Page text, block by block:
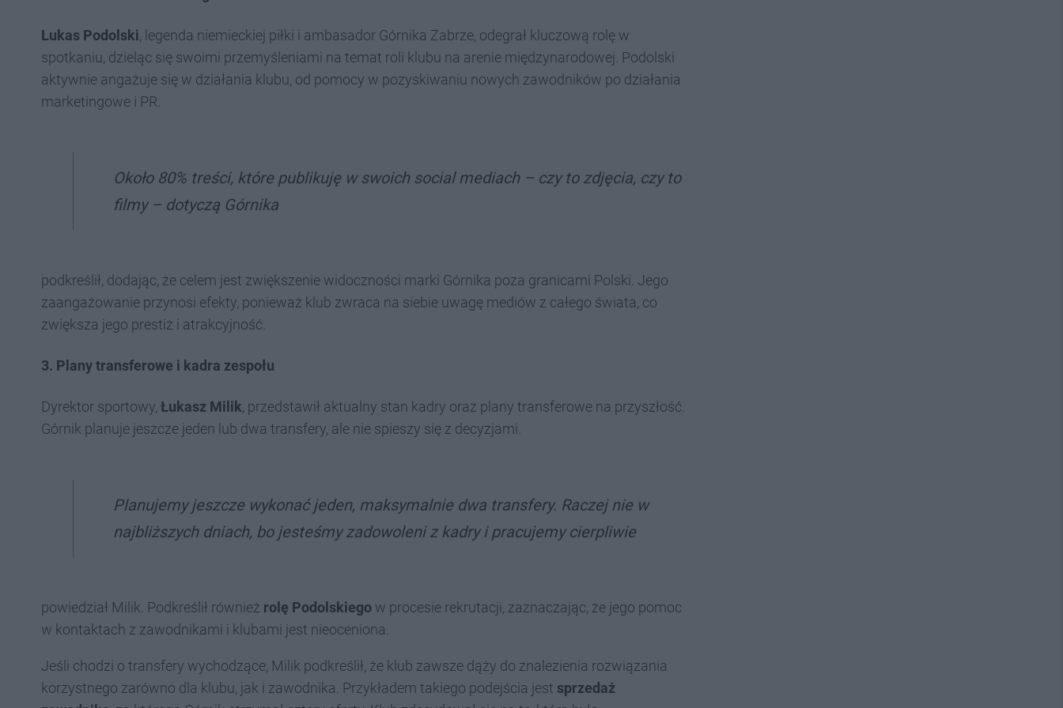
Lukas Podolski , legenda niemieckiej piłki i ambasador Górnika Zabrze, odegrał kluczową rolę w
spotkaniu, dzieląc się swoimi przemyśleniami na temat roli klubu na arenie międzynarodowej. Podolski
aktywnie angażuje się w działania klubu, od pomocy w pozyskiwaniu nowych zawodników po działania
marketingowe i PR.
Około 80% treści, które publikuję w swoich social mediach – czy to zdjęcia, czy to
filmy – dotyczą Górnika
podkreślił, dodając, że celem jest zwiększenie widoczności marki Górnika poza granicami Polski. Jego
zaangażowanie przynosi efekty, ponieważ klub zwraca na siebie uwagę mediów z całego świata, co
zwiększa jego prestiż i atrakcyjność.
3. Plany transferowe i kadra zespołu
Dyrektor sportowy, Łukasz Milik , przedstawił aktualny stan kadry oraz plany transferowe na przyszłość.
Górnik planuje jeszcze jeden lub dwa transfery, ale nie spieszy się z decyzjami.
Planujemy jeszcze wykonać jeden, maksymalnie dwa transfery. Raczej nie w
najbliższych dniach, bo jesteśmy zadowoleni z kadry i pracujemy cierpliwie
powiedział Milik. Podkreślił również rolę Podolskiego w procesie rekrutacji, zaznaczając, że jego pomoc
w kontaktach z zawodnikami i klubami jest nieoceniona.
Jeśli chodzi o transfery wychodzące, Milik podkreślił, że klub zawsze dąży do znalezienia rozwiązania
korzystnego zarówno dla klubu, jak i zawodnika. Przykładem takiego podejścia jest sprzedaż